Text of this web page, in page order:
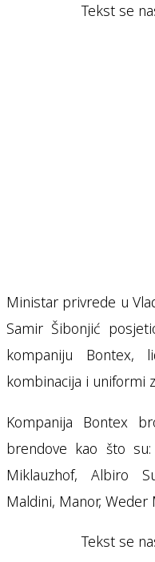
Tekst se
Ministar privrede u
Samir Šibonjić
kompaniju Bontex,
kombinacija i uniformi
Kompanija Bontex
brendove kao što
Miklauzhof, Albiro
Maldini, Manor, Weder
Tekst se